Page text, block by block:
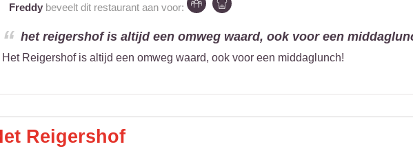
Freddy beveelt dit restaurant aan voor:
het reigershof is altijd een omweg waard, ook voor een
Het Reigershof is altijd een omweg waard, ook voor een middaglunch!
Reigershof